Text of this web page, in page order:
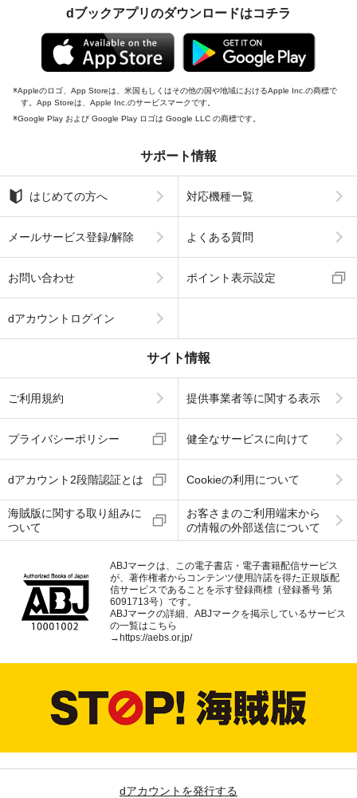
dブックアプリのダウンロードはコチラ
Appleのロゴ、App Storeは、米国もしくはその他の国や地域におけるApple Inc.の商標で
す。App Storeは、Apple Inc.のサービスマークです。
Google Play および Google Play ロゴは Google LLC の商標です。
サポート情報
はじめての方へ 対応機種一覧
メールサービス登録/解除 よくある質問
お問い合わせ ポイント表示設定
dアカウントログイン
サイト情報
ご利用規約 提供事業者等に関する表示
プライバシーポリシー 健全なサービスに向けて
dアカウント2段階認証とは Cookieの利用について
海賊版に関する取り組みに
ついて
お客さまのご利用端末から
の情報の外部送信について
ABJマークは、この電子書店・電子書籍配信サービス
が、著作権者からコンテンツ使用許諾を得た正規版配
信サービスであることを示す登録商標（登録番号 第
6091713号）です。
ABJマークの詳細、ABJマークを掲示しているサービス
の一覧はこちら
→ https://aebs.or.jp/
dアカウントを発行する